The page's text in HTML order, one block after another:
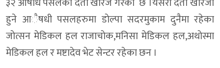
हुने आैषधी पसलहरुमा डाेल्पा सदरमुकाम दुनैमा रहेका
जाेत्सन मेडिकल हल राजाचाेक,मनिसा मेडिकल हल,अथाेस्मा
मेडिकल हल र मष्टादेव भेट सेन्टर रहेका छन ।